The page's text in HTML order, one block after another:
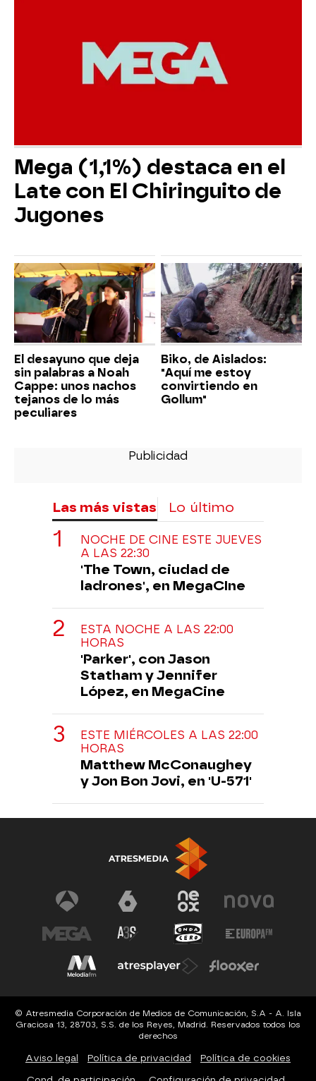
Mega (1,1%) destaca en el
Late con El Chiringuito de
Jugones
El desayuno que deja
sin palabras a Noah
Cappe: unos nachos
tejanos de lo más
peculiares
Biko, de Aislados:
"Aquí me estoy
convirtiendo en
Gollum"
Las más vistas Lo último
NOCHE DE CINE ESTE JUEVES
A LAS 22:30
'The Town, ciudad de
ladrones', en MegaCIne
ESTA NOCHE A LAS 22:00
HORAS
'Parker', con Jason
Statham y Jennifer
López, en MegaCine
ESTE MIÉRCOLES A LAS 22:00
HORAS
Matthew McConaughey
y Jon Bon Jovi, en 'U-571'
© Atresmedia Corporación de Medios de Comunicación, S.A - A. Isla
Graciosa 13, 28703, S.S. de los Reyes, Madrid. Reservados todos los
derechos
Aviso legal Política de privacidad Política de cookies